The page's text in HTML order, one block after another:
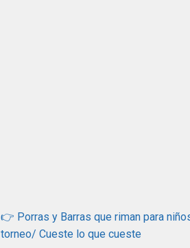
👉 Porras y Barras que riman para
torneo/ Cueste lo que cueste